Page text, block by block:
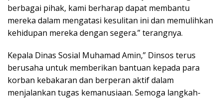
berbagai pihak, kami berharap dapat membantu
mereka dalam mengatasi kesulitan ini dan memulihkan
kehidupan mereka dengan segera.” terangnya.
Kepala Dinas Sosial Muhamad Amin,” Dinsos terus
berusaha untuk memberikan bantuan kepada para
korban kebakaran dan berperan aktif dalam
menjalankan tugas kemanusiaan. Semoga langkah-